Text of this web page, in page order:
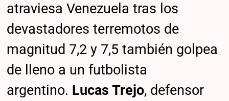
atraviesa Venezuela tras los
devastadores terremotos de
magnitud 7,2 y 7,5 también golpea
de lleno a un futbolista
argentino. Lucas Trejo, defensor